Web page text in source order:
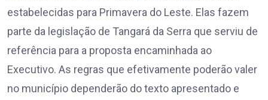
estabelecidas para Primavera do Leste. Elas fazem
parte da legislação de Tangará da Serra que serviu de
referência para a proposta encaminhada ao
Executivo. As regras que efetivamente poderão valer
no município dependerão do texto apresentado e